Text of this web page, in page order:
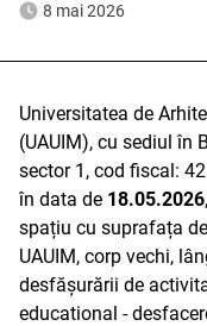
8 mai 2026
Universitatea de
(UAUIM), cu sediul în
sector 1, cod fiscal:
în data de 18.05.2026
spațiu cu suprafața
UAUIM, corp vechi,
desfășurării de
educational -